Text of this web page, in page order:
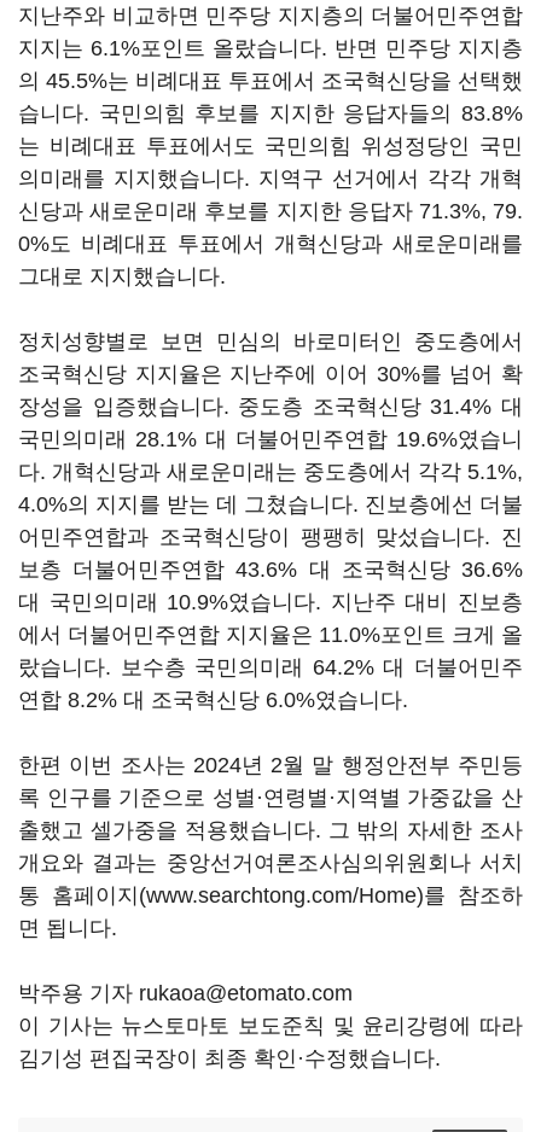
지난주와 비교하면 민주당 지지층의 더불어민주연합
지지는 6.1%포인트 올랐습니다. 반면 민주당 지지층
의 45.5%는 비례대표 투표에서 조국혁신당을 선택했
습니다. 국민의힘 후보를 지지한 응답자들의 83.8%
는 비례대표 투표에서도 국민의힘 위성정당인 국민
의미래를 지지했습니다. 지역구 선거에서 각각 개혁
신당과 새로운미래 후보를 지지한 응답자 71.3%, 79.
0%도 비례대표 투표에서 개혁신당과 새로운미래를
그대로 지지했습니다.
정치성향별로 보면 민심의 바로미터인 중도층에서
조국혁신당 지지율은 지난주에 이어 30%를 넘어 확
장성을 입증했습니다. 중도층 조국혁신당 31.4% 대
국민의미래 28.1% 대 더불어민주연합 19.6%였습니
다. 개혁신당과 새로운미래는 중도층에서 각각 5.1%,
4.0%의 지지를 받는 데 그쳤습니다. 진보층에선 더불
어민주연합과 조국혁신당이 팽팽히 맞섰습니다. 진
보층 더불어민주연합 43.6% 대 조국혁신당 36.6%
대 국민의미래 10.9%였습니다. 지난주 대비 진보층
에서 더불어민주연합 지지율은 11.0%포인트 크게 올
랐습니다. 보수층 국민의미래 64.2% 대 더불어민주
연합 8.2% 대 조국혁신당 6.0%였습니다.
한편 이번 조사는 2024년 2월 말 행정안전부 주민등
록 인구를 기준으로 성별·연령별·지역별 가중값을 산
출했고 셀가중을 적용했습니다. 그 밖의 자세한 조사
개요와 결과는 중앙선거여론조사심의위원회나 서치
통 홈페이지(www.searchtong.com/Home)를 참조하
면 됩니다.
박주용 기자 rukaoa@etomato.com
이 기사는 뉴스토마토 보도준칙 및 윤리강령에 따라
김기성 편집국장이 최종 확인·수정했습니다.